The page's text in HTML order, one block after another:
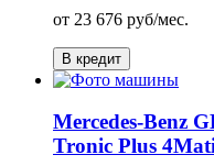
от 23 676 руб/мес.
В кредит
Mercedes-Benz
Tronic Plus